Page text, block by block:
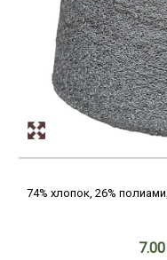
74% хлопок, 26%